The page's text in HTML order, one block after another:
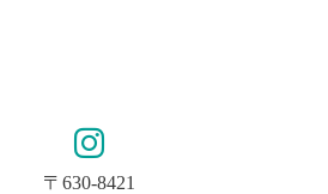
〒630-8421